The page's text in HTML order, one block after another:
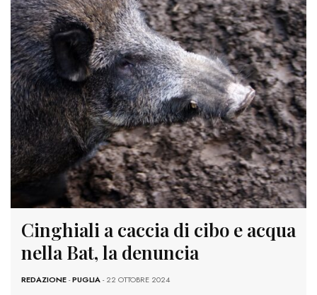
Cinghiali a caccia di cibo e acqua
nella Bat, la denuncia
REDAZIONE-PUGLIA- 22 OTTOBRE 2024